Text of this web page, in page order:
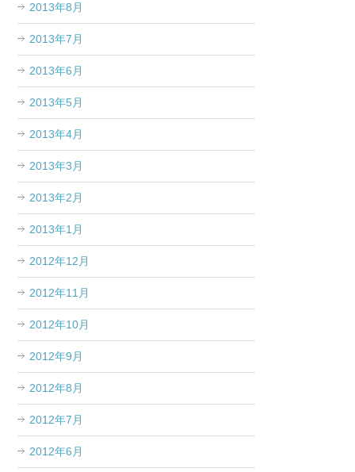
2013年8月
2013年7月
2013年6月
2013年5月
2013年4月
2013年3月
2013年2月
2013年1月
2012年12月
2012年11月
2012年10月
2012年9月
2012年8月
2012年7月
2012年6月